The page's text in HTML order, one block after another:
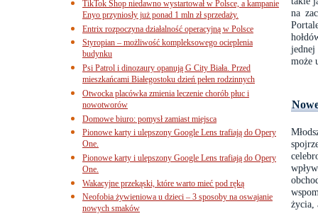
na
może
życia,
TikTok Shop niedawno wystartował w Polsce, a kampanie
Enyo przyniosły już ponad 1 mln zł sprzedaży.
Entrix rozpoczyna działalność operacyjną w Polsce
Styropian – możliwość kompleksowego ocieplenia
budynku
Psi Patrol i dinozaury opanują G City Biała. Przed
mieszkańcami Białegostoku dzień pełen rodzinnych
Otwocka placówka zmienia leczenie chorób płuc i
nowotworów
Domowe biuro: pomysł zamiast miejsca
Pionowe karty i ulepszony Google Lens trafiają do Opery
One.
Pionowe karty i ulepszony Google Lens trafiają do Opery
One.
Wakacyjne przekąski, które warto mieć pod ręką
Neofobia żywieniowa u dzieci – 3 sposoby na oswajanie
nowych smaków